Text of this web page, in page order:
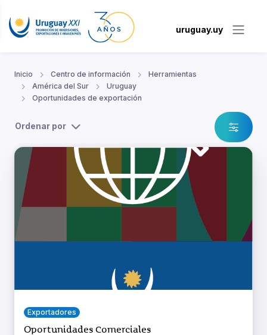
uruguay.uy
Inicio Centro de información
Herramientas
América del Sur
Uruguay
Oportunidades de exportación
Ordenar por
Exportadores
Oportunidades Comerciales